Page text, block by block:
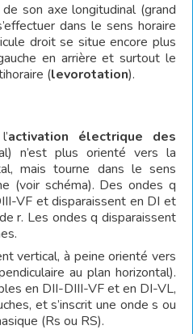
son axe longitudinal (grand
dans le sens horaire
droit se situe encore plus
en arrière et surtout le
(levorotation).
activation électrique des
n’est plus orienté vers la
mais tourne dans le sens
(voir schéma). Des ondes q
VF et disparaissent en DI et
r. Les ondes q disparaissent
vertical, à peine orienté vers
au plan horizontal).
en DII-DIII-VF et en DI-VL,
et s’inscrit une onde s ou
(Rs ou RS).